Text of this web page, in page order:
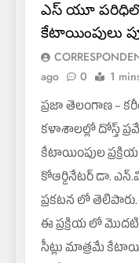
ఎస్ యూ
కేటాయింపులు
ago
0 1
ప్రజా తెలంగాణ –
కళాశాలల్లో దోస్త్
కేటాయింపుల
కోఆర్డినేటర్ డా.
ప్రకటన లో తెలిపారు.
ఈ ప్రక్రియ లో మొదటి
సీట్లు మాత్రమే